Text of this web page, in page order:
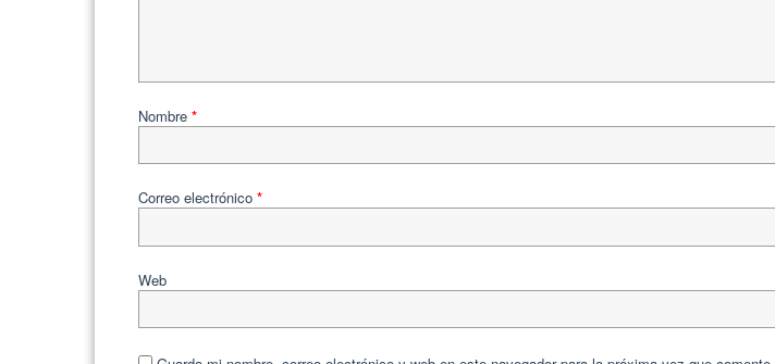
Nombre *
Correo electrónico *
Web